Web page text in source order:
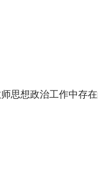
思想政治工作中存